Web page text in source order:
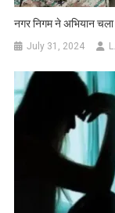
नगर निगम ने अभियान चला
July 31, 2024